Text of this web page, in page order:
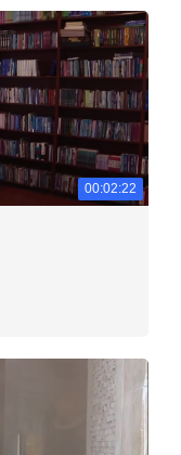
00:02:22